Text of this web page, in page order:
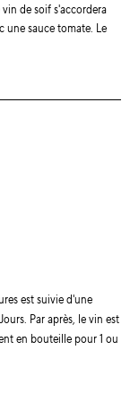
une sauce tomate. Le
est suivie d'une
Par après, le vin est
en bouteille pour 1 ou